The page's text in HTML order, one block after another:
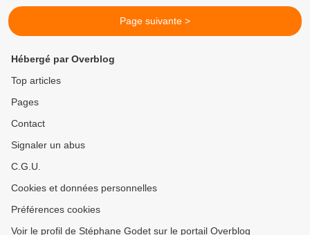
Page suivante >
Hébergé par Overblog
Top articles
Pages
Contact
Signaler un abus
C.G.U.
Cookies et données personnelles
Préférences cookies
Voir le profil de Stéphane Godet sur le portail Overblog